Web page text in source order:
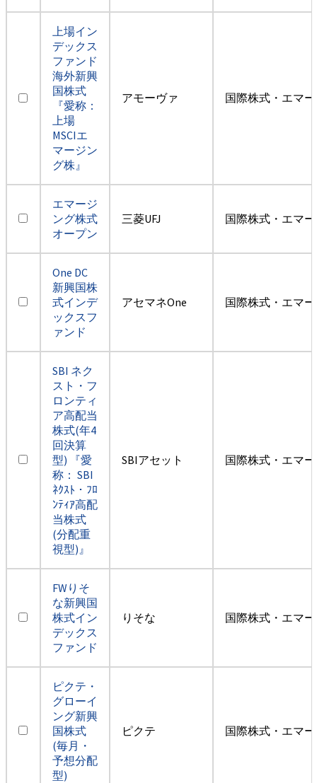
上場イン
デックス
ファンド
海外新興
国株式
『愛称：
上場
MSCIエ
マージン
グ株』
アモーヴァ 国際株式・エマ
エマージ
ング株式
オープン
三菱UFJ 国際株式・エマ
One DC
新興国株
式インデ
ックスフ
ァンド
アセマネOne 国際株式・エマ
SBI ネク
スト・フ
ロンティ
ア高配当
株式(年4
回決算
型) 『愛
称： SBI
ﾈｸｽﾄ・ﾌﾛ
ﾝﾃｨｱ高配
当株式
(分配重
視型)』
SBIアセット 国際株式・エマ
FWりそ
な新興国
株式イン
デックス
ファンド
りそな 国際株式・エマ
ピクテ・
グローイ
ング新興
国株式
(毎月・
予想分配
型)
ピクテ 国際株式・エマ